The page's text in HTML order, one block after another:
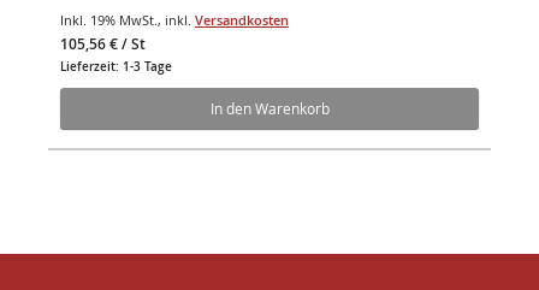
Inkl. 19% MwSt., inkl. Versandkosten
105,56 €/ St
Lieferzeit: 1-3 Tage
In den Warenkorb